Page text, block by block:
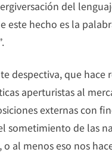
del
este hecho es la
despectiva, que hace
aperturistas al
externas con
sometimiento de las
al menos eso nos